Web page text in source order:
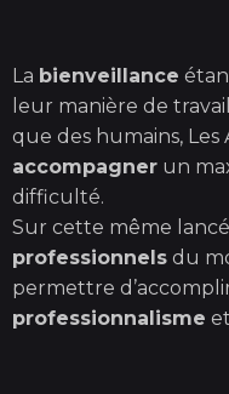
La bienveillance
leur manière de
que des humains, Les
accompagner un
difficulté.
Sur cette même
professionnels du
permettre
professionnalisme et